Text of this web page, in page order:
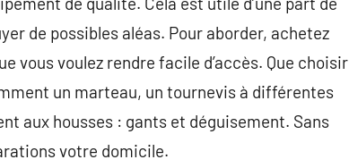
de possibles aléas. Pour aborder, achetez
vous voulez rendre facile d’accès. Que choisir
un marteau, un tournevis à différentes
aux housses : gants et déguisement. Sans
votre domicile.